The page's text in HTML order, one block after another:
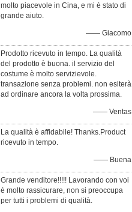
molto piacevole in Cina, e mi è stato di
grande aiuto.
—— Giacomo
Prodotto ricevuto in tempo. La qualità
del prodotto è buona. il servizio del
costume è molto servizievole.
transazione senza problemi. non esiterà
ad ordinare ancora la volta prossima.
—— Ventas
La qualità è affidabile! Thanks.Product
ricevuto in tempo.
—— Buena
Grande venditore!!!!! Lavorando con voi
è molto rassicurare, non si preoccupa
per tutti i problemi di qualità.